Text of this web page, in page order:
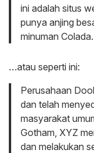
ini adalah situs
punya anjing
minuman
…atau seperti ini:
Perusahaan
dan telah
masyarakat
Gotham, XYZ
dan melakukan